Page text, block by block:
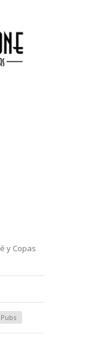
y Copas